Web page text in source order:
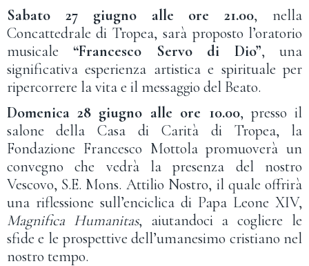
Sabato 27 giugno alle ore 21.00, nella
Concattedrale di Tropea, sarà proposto l’oratorio
musicale“Francesco Servo di Dio”, una
significativa esperienza artistica e spirituale per
ripercorrere la vita e il messaggio del Beato.
Domenica 28 giugno alle ore 10.00, presso il
salone della Casa di Carità di Tropea, la
Fondazione Francesco Mottola promuoverà un
convegno che vedrà la presenza del nostro
Vescovo, S.E. Mons. Attilio Nostro, il quale offrirà
una riflessione sull’enciclica di Papa Leone XIV,
Magnifica Humanitas, aiutandoci a cogliere le
sfide e le prospettive dell’umanesimo cristiano nel
nostro tempo.